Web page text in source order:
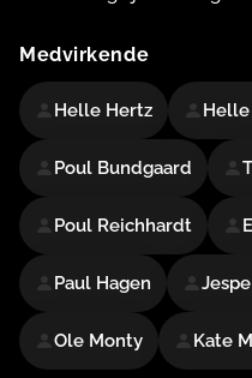
Medvirkende
Helle Hertz
Poul Bundgaard
Poul Reichhardt
Paul Hagen
Ole Monty Kate